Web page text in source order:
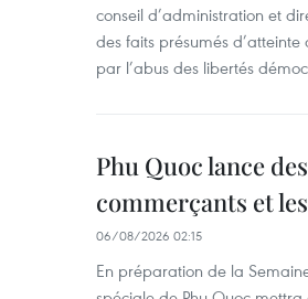
conseil d’administration et
des faits présumés
par l’abus des libertés
Phu Quoc lance
commerçants et
06/08/2026 02:15
En préparation de la